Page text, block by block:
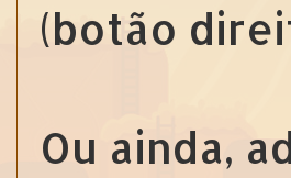
(botão
Ou ainda,